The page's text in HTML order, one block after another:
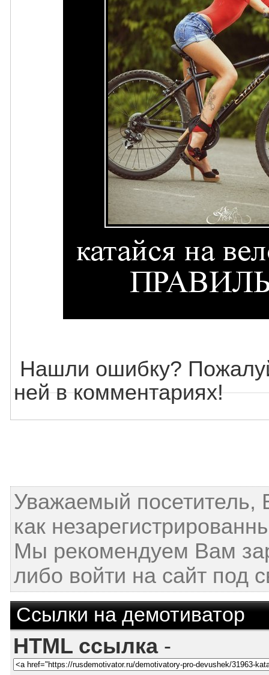
Нашли ошибку?
ней в комментариях!
Уважаемый посетитель,
как
Мы рекомендуем Вам
либо войти на сайт под
Ссылки на демотиватор
HTML ссылка-